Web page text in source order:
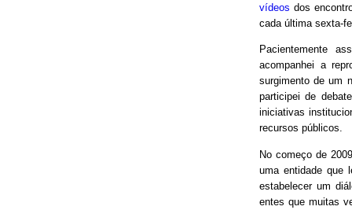
vídeos dos
cada última sexta-
Pacientemente
acompanhei a
surgimento de um
participei de
iniciativas
recursos públicos.
No começo de
uma entidade que
estabelecer um
entes que muitas